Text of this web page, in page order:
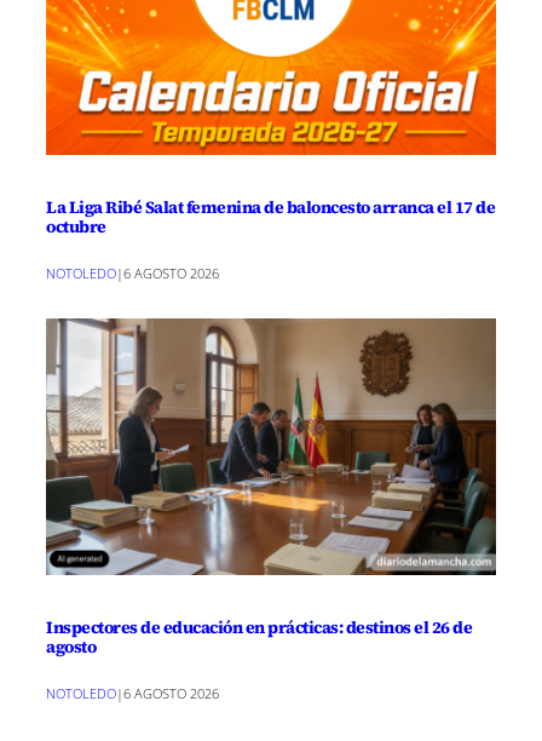
La Liga Ribé Salat femenina de baloncesto arranca el 17 de
octubre
NOTOLEDO|6 AGOSTO 2026
Inspectores de educación en prácticas: destinos el 26 de
agosto
NOTOLEDO|6 AGOSTO 2026